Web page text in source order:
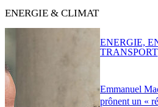
ENERGIE & CLIMAT
Emmanuel
prônent un «
ENERGIE,
TRANSPORT